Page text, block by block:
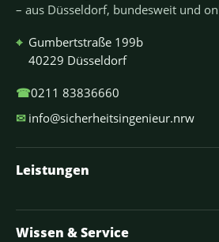
– aus Düsseldorf, bundesweit und
⌖ Gumbertstraße 199b
40229 Düsseldorf
☎0211 83836660
✉ info@sicherheitsingenieur.nrw
Leistungen
Wissen & Service